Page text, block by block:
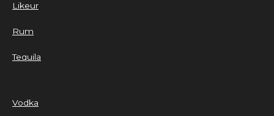
Likeur
Rum
Tequila
Vodka